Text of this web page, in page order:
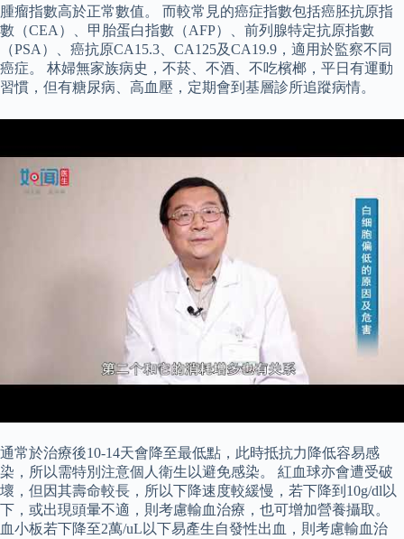
腫瘤指數高於正常數值。 而較常見的癌症指數包括癌胚抗原指
數（CEA）、甲胎蛋白指數（AFP）、前列腺特定抗原指數
（PSA）、癌抗原CA15.3、CA125及CA19.9，適用於監察不同
癌症。 林婦無家族病史，不菸、不酒、不吃檳榔，平日有運動
習慣，但有糖尿病、高血壓，定期會到基層診所追蹤病情。
通常於治療後10-14天會降至最低點，此時抵抗力降低容易感
染，所以需特別注意個人衛生以避免感染。 紅血球亦會遭受破
壞，但因其壽命較長，所以下降速度較緩慢，若下降到10g/dl以
下，或出現頭暈不適，則考慮輸血治療，也可增加營養攝取。
血小板若下降至2萬/uL以下易產生自發性出血，則考慮輸血治